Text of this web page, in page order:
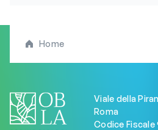
Home
Viale della
Roma
Codice Fiscale